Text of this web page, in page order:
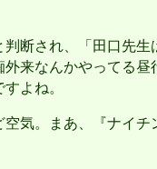
断され、「田口先
来なんかやってる
よね。
気。まあ、『ナイ